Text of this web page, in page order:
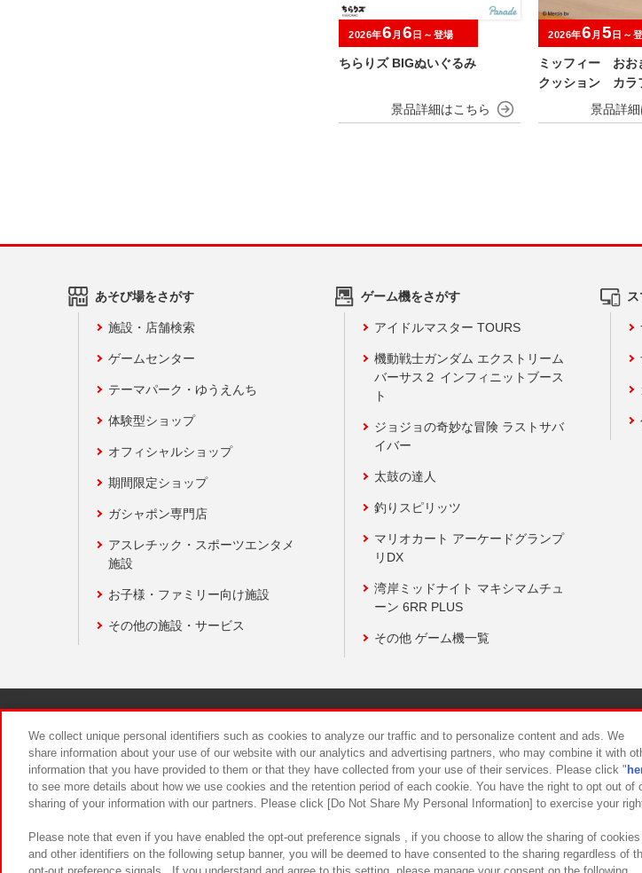
ちらりズ BIGぬいぐるみ
2026年6 月 6 日～登場
ミッフィー おお
クッション カラ
2026年6 月 5 日～
あそび場をさがす
施設・店舗検索
ゲームセンター
テーマパーク・ゆうえんち
体験型ショップ
オフィシャルショップ
期間限定ショップ
ガシャポン専門店
アスレチック・スポーツエンタメ
施設
お子様・ファミリー向け施設
その他の施設・サービス
ゲーム機をさがす
アイドルマスター TOURS
機動戦士ガンダム エクストリーム
バーサス２ インフィニットブース
ト
ジョジョの奇妙な冒険 ラストサバ
イバー
太鼓の達人
釣りスピリッツ
マリオカート アーケードグランプ
リDX
湾岸ミッドナイト マキシマムチュ
ーン 6RR PLUS
その他 ゲーム機一覧
食品のご提供について カスタマーハラスメント対応
We collect unique personal identifiers such as cookies to analyze our traffic and to personalize content and ads. We
share information about your use of our website with our analytics and advertising partners, who may combine it with
information that you have provided to them or that they have collected from your use of their services. Please click "
to see more details about how we use cookies and the retention period of each cookie. You have the right to opt out of
sharing of your information with our partners. Please click [Do Not Share My Personal Information] to exercise your
Please note that even if you have enabled the opt-out preference signals , if you choose to allow the sharing of cookies
and other identifiers on the following setup banner, you will be deemed to have consented to the sharing regardless of